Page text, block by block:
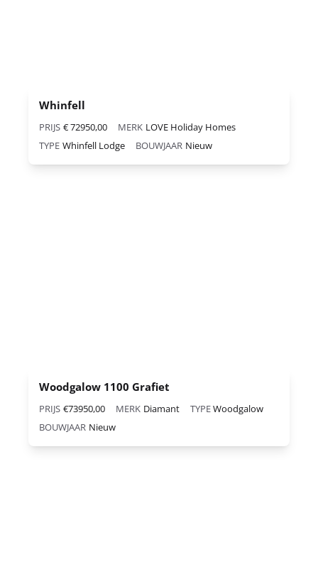
Whinfell
PRIJS € 72950,00 MERK LOVE Holiday Homes
TYPE Whinfell Lodge BOUWJAAR Nieuw
Woodgalow 1100 Grafiet
PRIJS €73950,00 MERK Diamant TYPE Woodgalow
BOUWJAAR Nieuw